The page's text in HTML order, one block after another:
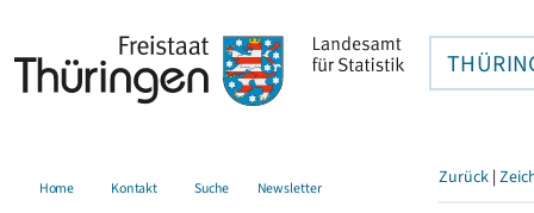
Home Kontakt Suche Newsletter Zurück |